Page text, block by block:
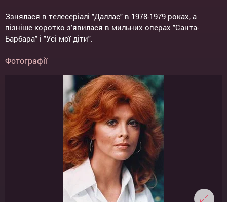
Ззнялася в телесеріалі "Даллас" в 1978-1979 роках, а
пізніше коротко з'явилася в мильних операх "Санта-
Барбара" і "Усі мої діти".
Фотографії